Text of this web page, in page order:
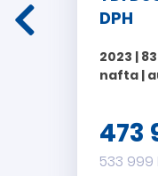
komisním prodeji.
vozidel. Nabíjení je
„ZÁRUKA v
s cenou 39 999 Kč a
DPH
2023 |
nafta |
473
533